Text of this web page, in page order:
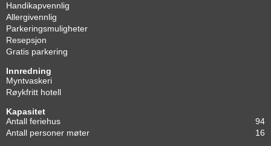
Handikapvennlig
Allergivennlig
Parkeringsmuligheter
Resepsjon
Gratis parkering
Innredning
Myntvaskeri
Røykfritt hotell
Kapasitet
Antall feriehus
94
Antall personer møter
16